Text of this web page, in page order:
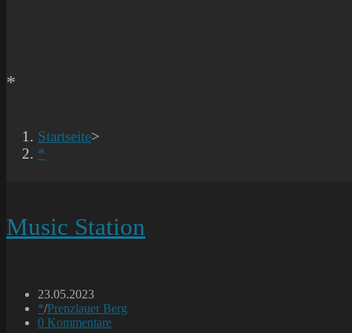
*
Startseite>
*
Music Station
Beitrag
veröffentlicht:
23.05.2023
Beitrags-
Kategorie:
*/Prenzlauer Berg
Beitrags-
0 Kommentare